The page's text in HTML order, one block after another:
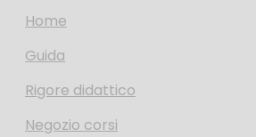
Home
Guida
Rigore didattico
Negozio corsi